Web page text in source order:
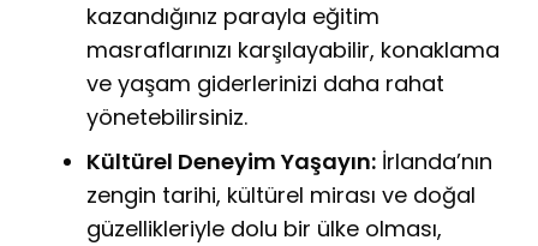
kazandığınız parayla eğitim
masraflarınızı karşılayabilir, konaklama
ve yaşam giderlerinizi daha rahat
yönetebilirsiniz.
Kültürel Deneyim Yaşayın: İrlanda’nın
zengin tarihi, kültürel mirası ve doğal
güzellikleriyle dolu bir ülke olması,